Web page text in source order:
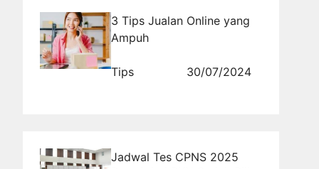
3 Tips Jualan Online yang
Ampuh
Tips 30/07/2024
Jadwal Tes CPNS 2025